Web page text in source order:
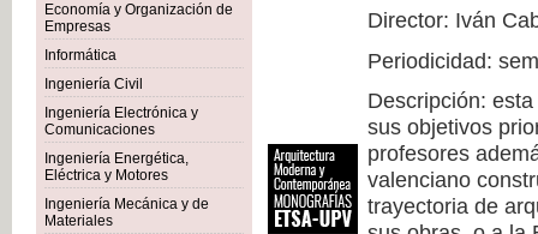
Economía y Organización de
Empresas
Informática
Ingeniería Civil
Ingeniería Electrónica y
Comunicaciones
Ingeniería Energética,
Eléctrica y Motores
Ingeniería Mecánica y de
Materiales
Director: Iván
Periodicidad:
Descripción:
sus objetivos
profesores
valenciano
trayectoria de